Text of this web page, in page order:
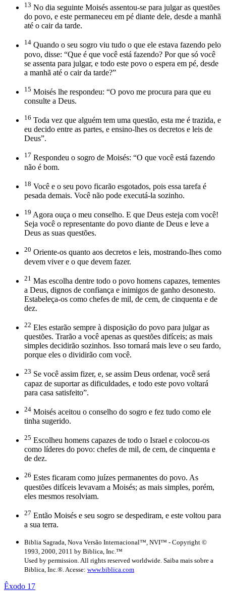
13 No dia seguinte Moisés assentou-se para julgar as questões
do povo, e este permaneceu em pé diante dele, desde a manhã
até o cair da tarde.
14 Quando o seu sogro viu tudo o que ele estava fazendo pelo
povo, disse: “Que é que você está fazendo? Por que só você
se assenta para julgar, e todo este povo o espera em pé, desde
a manhã até o cair da tarde?”
15 Moisés lhe respondeu: “O povo me procura para que eu
consulte a Deus.
16 Toda vez que alguém tem uma questão, esta me é trazida, e
eu decido entre as partes, e ensino-lhes os decretos e leis de
Deus”.
17 Respondeu o sogro de Moisés: “O que você está fazendo
não é bom.
18 Você e o seu povo ficarão esgotados, pois essa tarefa é
pesada demais. Você não pode executá-la sozinho.
19 Agora ouça o meu conselho. E que Deus esteja com você!
Seja você o representante do povo diante de Deus e leve a
Deus as suas questões.
20 Oriente-os quanto aos decretos e leis, mostrando-lhes como
devem viver e o que devem fazer.
21 Mas escolha dentre todo o povo homens capazes, tementes
a Deus, dignos de confiança e inimigos de ganho desonesto.
Estabeleça-os como chefes de mil, de cem, de cinquenta e de
dez.
22 Eles estarão sempre à disposição do povo para julgar as
questões. Trarão a você apenas as questões difíceis; as mais
simples decidirão sozinhos. Isso tornará mais leve o seu fardo,
porque eles o dividirão com você.
23 Se você assim fizer, e, se assim Deus ordenar, você será
capaz de suportar as dificuldades, e todo este povo voltará
para casa satisfeito”.
24 Moisés aceitou o conselho do sogro e fez tudo como ele
tinha sugerido.
25 Escolheu homens capazes de todo o Israel e colocou-os
como líderes do povo: chefes de mil, de cem, de cinquenta e
de dez.
26 Estes ficaram como juízes permanentes do povo. As
questões difíceis levavam a Moisés; as mais simples, porém,
eles mesmos resolviam.
27 Então Moisés e seu sogro se despediram, e este voltou para
a sua terra.
Biblia Sagrada, Nova Versão Internacional™, NVI™ - Copyright ©
1993, 2000, 2011 by Biblica, Inc.™
Used by permission. All rights reserved worldwide. Saiba mais sobre a
Biblica, Inc.®. Acesse: www.biblica.com
Êxodo 17